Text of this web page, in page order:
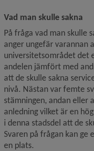
Vad man skulle sakna
På fråga vad man skulle
anger ungefär varannan
universitetsområdet det
andelen jämfört med
att de skulle sakna
nivå. Nästan var femte
stämningen, andan eller
anledning vilket är en
i denna stadsdel att de
Svaren på frågan kan ge
en plats.